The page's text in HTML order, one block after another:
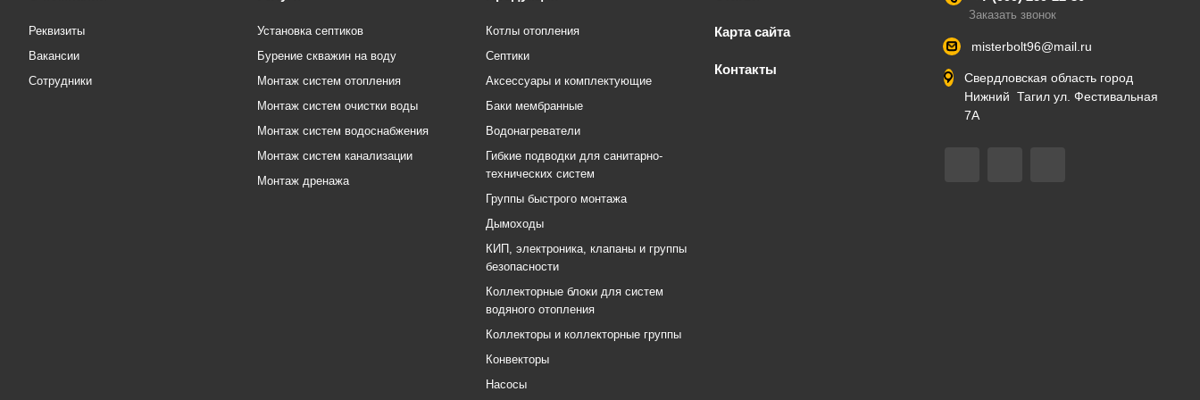
Реквизиты
Вакансии
Сотрудники
Установка септиков
Бурение скважин на воду
Монтаж систем отопления
Монтаж систем очистки воды
Монтаж систем водоснабжения
Монтаж систем канализации
Монтаж дренажа
Котлы отопления
Септики
Аксессуары и комплектующие
Баки мембранные
Водонагреватели
Гибкие подводки для санитарно-
технических систем
Группы быстрого монтажа
Дымоходы
КИП, электроника, клапаны и группы
безопасности
Коллекторные блоки для систем
водяного отопления
Коллекторы и коллекторные группы
Конвекторы
Насосы
Карта сайта
Контакты
Заказать звонок
misterbolt96@mail.ru
Свердловская область город
Нижний Тагил ул. Фестивальная
7А